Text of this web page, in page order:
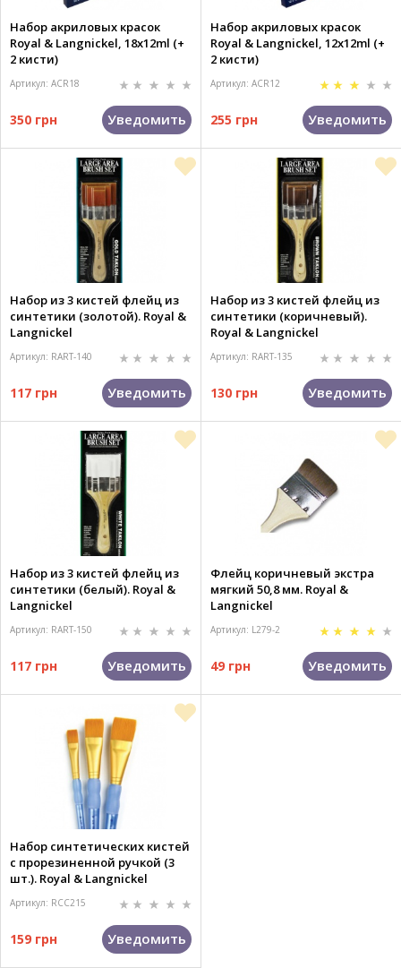
Набор акриловых красок
Royal & Langnickel, 18x12ml (+
2 кисти)
Артикул: ACR18
350 грн Уведомить
Набор акриловых красок
Royal & Langnickel, 12x12ml (+
2 кисти)
Артикул: ACR12
255 грн Уведомить
Набор из 3 кистей флейц из
синтетики (золотой). Royal &
Langnickel
Артикул: RART-140
117 грн Уведомить
Набор из 3 кистей флейц из
синтетики (коричневый).
Royal & Langnickel
Артикул: RART-135
130 грн Уведомить
Набор из 3 кистей флейц из
синтетики (белый). Royal &
Langnickel
Артикул: RART-150
117 грн Уведомить
Флейц коричневый экстра
мягкий 50,8 мм. Royal &
Langnickel
Артикул: L279-2
49 грн Уведомить
Набор синтетических кистей
с прорезиненной ручкой (3
шт.). Royal & Langnickel
Артикул: RCC215
159 грн Уведомить